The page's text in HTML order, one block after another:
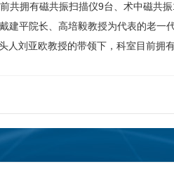
共拥有磁共振扫描仪9台、术中磁共
戴建平院长、高培毅教授为代表的老一
人刘亚欧教授的带领下，科室目前拥